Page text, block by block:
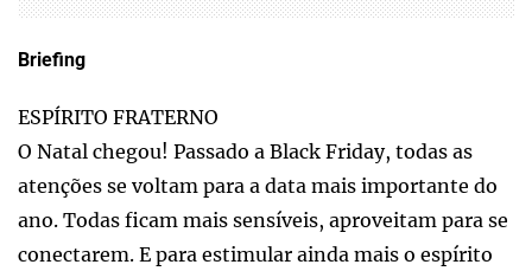
Briefing
ESPÍRITO FRATERNO
O Natal chegou! Passado a Black Friday, todas as
atenções se voltam para a data mais importante do
ano. Todas ficam mais sensíveis, aproveitam para se
conectarem. E para estimular ainda mais o espírito